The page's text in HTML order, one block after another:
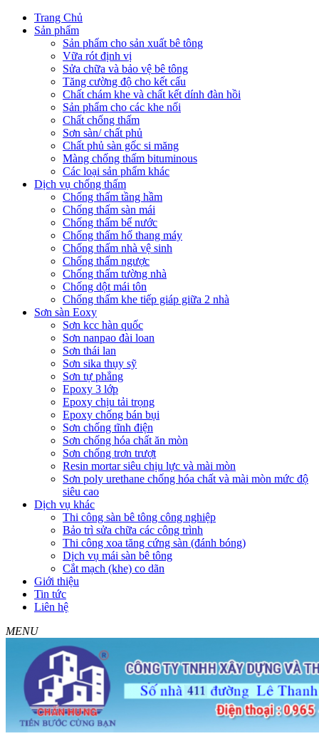
Trang Chủ
Sản phẩm
Sản phẩm cho sản xuất bê tông
Vữa rót định vị
Sửa chữa và bảo vệ bê tông
Tăng cường độ cho kết cấu
Chất chám khe và chất kết dính đàn hồi
Sản phẩm cho các khe nối
Chất chống thấm
Sơn sàn/ chất phủ
Chất phủ sàn gốc si măng
Màng chống thấm bituminous
Các loại sản phẩm khác
Dịch vụ chống thấm
Chống thấm tầng hầm
Chống thấm sàn mái
Chống thấm bể nước
Chống thấm hố thang máy
Chống thấm nhà vệ sinh
Chống thấm ngược
Chống thấm tường nhà
Chống dột mái tôn
Chống thấm khe tiếp giáp giữa 2 nhà
Sơn sàn Eoxy
Sơn kcc hàn quốc
Sơn nanpao đài loan
Sơn thái lan
Sơn sika thụy sỹ
Sơn tự phẳng
Epoxy 3 lớp
Epoxy chịu tải trọng
Epoxy chống bán bụi
Sơn chống tĩnh điện
Sơn chống hóa chất ăn mòn
Sơn chống trơn trượt
Resin mortar siêu chịu lực và mài mòn
Sơn poly urethane chống hóa chất và mài mòn mức độ
siêu cao
Dịch vụ khác
Thi công sàn bê tông công nghiệp
Bảo trì sửa chữa các công trình
Thi công xoa tăng cứng sàn (đánh bóng)
Dịch vụ mái sàn bê tông
Cắt mạch (khe) co dãn
Giới thiệu
Tin tức
Liên hệ
MENU